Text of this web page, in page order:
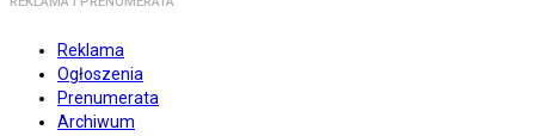
Reklama
Ogłoszenia
Prenumerata
Archiwum